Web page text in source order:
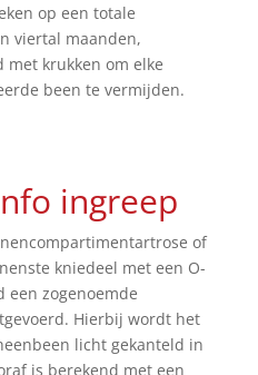
op een totale
viertal maanden,
met krukken om elke
been te vermijden.
ingreep
of
kniedeel met een O-
een zogenoemde
Hierbij wordt het
licht gekanteld in
is berekend met een